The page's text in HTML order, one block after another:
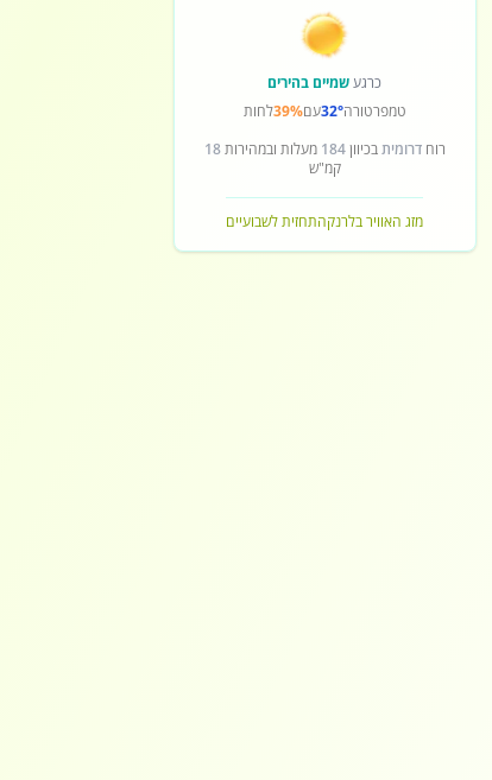
כרגעשמיים בהירים
טמפרטורה32°עם39%לחות
רוחדרומיתבכיוון184 מעלות ובמהירות18
קמ"ש
מזג האוויר בלרנקהתחזית לשבועיים